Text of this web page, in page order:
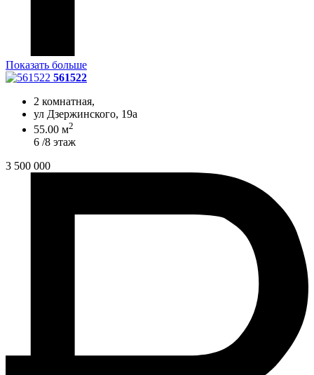
Показать больше
561522
2 комнатная,
ул Дзержинского, 19а
55.00 м2
6 /8 этаж
3 500 000